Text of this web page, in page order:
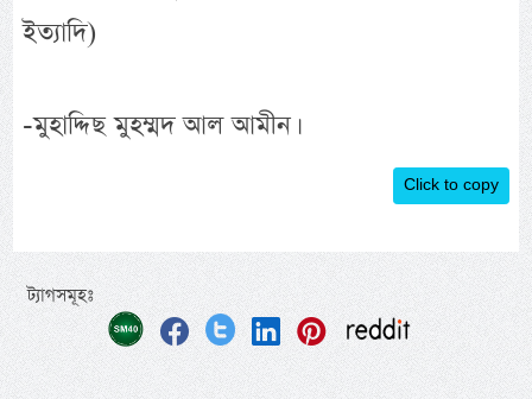
ইত্যাদি)
-মুহাদ্দিছ মুহম্মদ আল আমীন।
Click to copy
ট্যাগসমূহঃ